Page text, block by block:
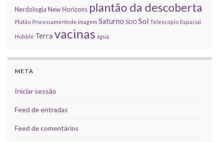
Nerdologia New Horizons plantão da descoberta
Plutão Processamento de imagem Saturno SDO Sol Telescópio Espacial
Hubble Terra vacinas água
META
Iniciar sessão
Feed de entradas
Feed de comentários